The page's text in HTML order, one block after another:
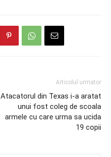
Articolul urmator
Atacatorul din Texas i-a aratat
unui fost coleg de scoala
armele cu care urma sa ucida
19 copii